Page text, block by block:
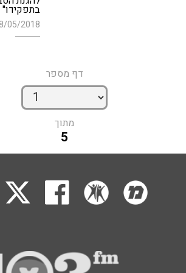
בתפקידו"
05/2018
דף מספר
מתוך
5